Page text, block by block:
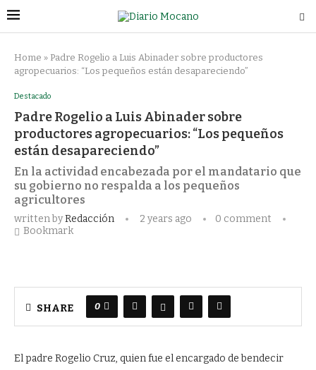
Home » Padre Rogelio a Luis Abinader sobre productores
agropecuarios: “Los pequeños están desapareciendo”
Destacado
Padre Rogelio a Luis Abinader sobre
productores agropecuarios: “Los pequeños
están desapareciendo”
En la actividad encabezada por el mandatario que
su gobierno no respalda a los pequeños
agricultores
written byRedacción 2 years ago
0 comment
Bookmark
SHARE 0
El padre Rogelio Cruz, quien fue el encargado de bendecir